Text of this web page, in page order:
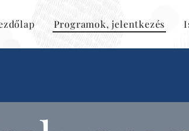
Programok, jelentkezés